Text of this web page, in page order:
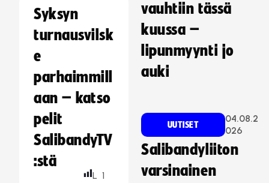
Syksyn
turnausvilsk
e
parhaimmill
aan – katso
pelit
SalibandyTV
:stä
L 1
vauhtiin tässä
kuussa –
lipunmyynti jo
auki
UUTISET
04.08.2
026
Salibandyliiton
varsinainen